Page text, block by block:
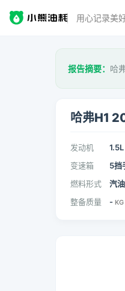
用心记录美
报告摘要： 哈
哈弗H1
发动机
变速箱
5挡
燃料形式
汽油
整备质量 - KG